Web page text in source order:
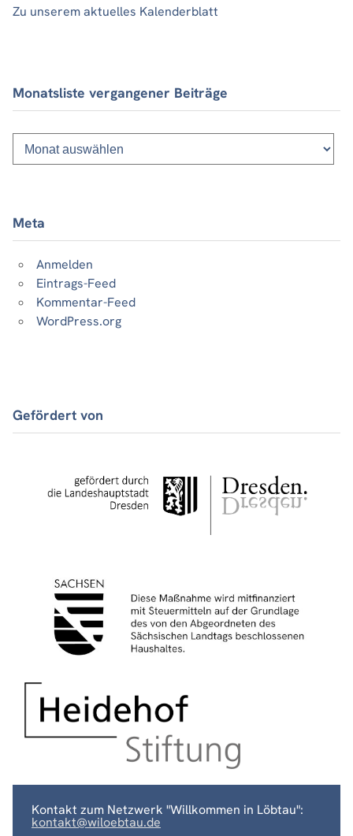
Zu unserem aktuelles Kalenderblatt
Monatsliste vergangener Beiträge
Monatsliste
vergangener
Beiträge
Meta
Anmelden
Eintrags-Feed
Kommentar-Feed
WordPress.org
Gefördert von
Kontakt zum Netzwerk "Willkommen in Löbtau":
kontakt@wiloebtau.de